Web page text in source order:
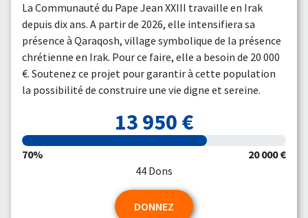
La Communauté du Pape Jean XXIII travaille en Irak
depuis dix ans. A partir de 2026, elle intensifiera sa
présence à Qaraqosh, village symbolique de la présence
chrétienne en Irak. Pour ce faire, elle a besoin de 20 000
€. Soutenez ce projet pour garantir à cette population
la possibilité de construire une vie digne et sereine.
13 950 €
70%
20 000 €
44 Dons
DONNEZ